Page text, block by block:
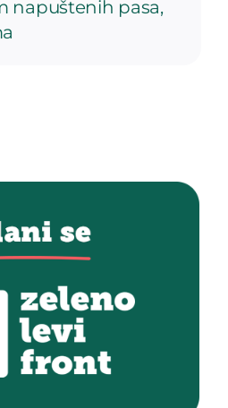
napuštenih pasa,